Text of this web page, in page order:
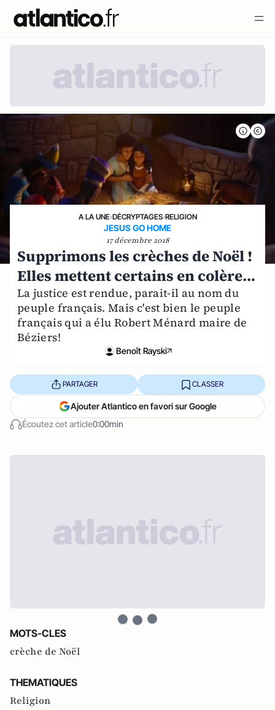
A LA UNE›DÉCRYPTAGES›RELIGION
JESUS GO HOME
17 décembre 2018
Supprimons les crèches de Noël !
Elles mettent certains en colère…
La justice est rendue, parait-il au nom du
peuple français. Mais c'est bien le peuple
français qui a élu Robert Ménard maire de
Béziers!
Benoît Rayski
Écoutez cet article0:00min
PARTAGER CLASSER
Ajouter Atlantico en favori sur Google
MOTS-CLES
crèche de Noël
THEMATIQUES
Religion